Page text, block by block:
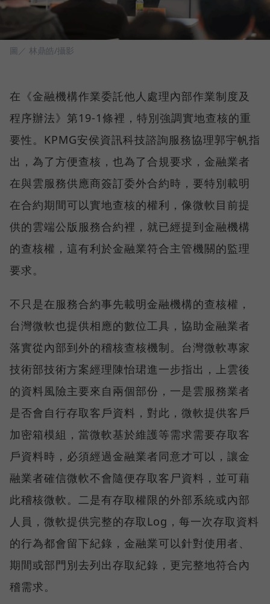
圖／ 林鼎皓/攝影
在《金融機構作業委託他人處理內部作業制度及
程序辦法》第19-1條裡，特別強調實地查核的重
要性。KPMG安侯資訊科技諮詢服務協理郭宇帆指
出，為了方便查核，也為了合規要求，金融業者
在與雲服務供應商簽訂委外合約時，要特別載明
在合約期間可以實地查核的權利，像微軟目前提
供的雲端公版服務合約裡，就已經提到金融機構
的查核權，這有利於金融業符合主管機關的監理
要求。
不只是在服務合約事先載明金融機構的查核權，
台灣微軟也提供相應的數位工具，協助金融業者
落實從內部到外的稽核查核機制。台灣微軟專家
技術部技術方案經理陳怡珺進一步指出，上雲後
的資料風險主要來自兩個部份，一是雲服務業者
是否會自行存取客戶資料，對此，微軟提供客戶
加密箱模組，當微軟基於維護等需求需要存取客
戶資料時，必須經過金融業者同意才可以，讓金
融業者確信微軟不會隨便存取客尸資料，並可藉
此稽核微軟。二是有存取權限的外部系統或內部
人員，微軟提供完整的存取Log，每一次存取資料
的行為都會留下紀錄，金融業可以針對使用者、
期間或部門別去列出存取紀錄，更完整地符合內
稽需求。